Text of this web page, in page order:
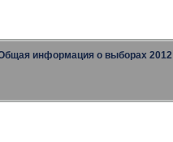
информация о выборах 2012